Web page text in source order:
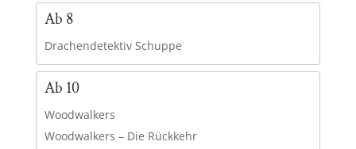
Ab 8
Drachendetektiv Schuppe
Ab 10
Woodwalkers
Woodwalkers – Die Rückkehr